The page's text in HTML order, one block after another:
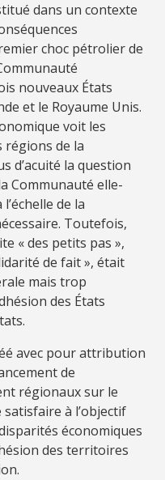
dans un contexte
choc pétrolier de
nouveaux États
et le Royaume Unis.
voit les
régions de la
d’acuité la question
Communauté elle-
de la
Toutefois,
« des petits pas »,
de fait », était
mais trop
des États
avec pour attribution
de
régionaux sur le
à l’objectif
économiques
des territoires